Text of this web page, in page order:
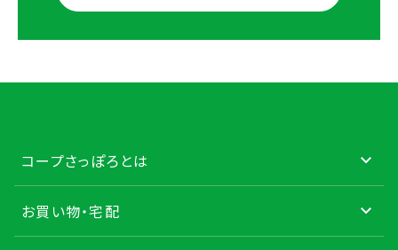
コープさっぽろとは
お買い物・宅配